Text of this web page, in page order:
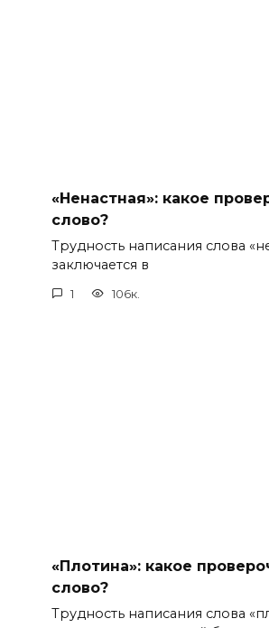
«Ненастная»: какое
слово?
Трудность написания слова
заключается в
1 106к.
«Плотина»: какое
слово?
Трудность написания слова